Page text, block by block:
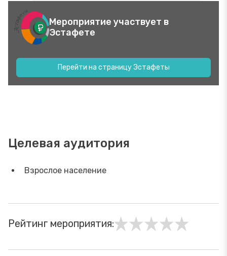
Мероприятие участвует в
Эстафете
Перейти на страницу Эстафеты
Целевая аудитория
Взрослое население
Рейтинг мероприятия: